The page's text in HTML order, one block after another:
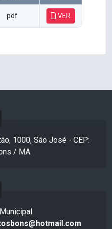
pdf VER
1000, São José - CEP:
/ MA